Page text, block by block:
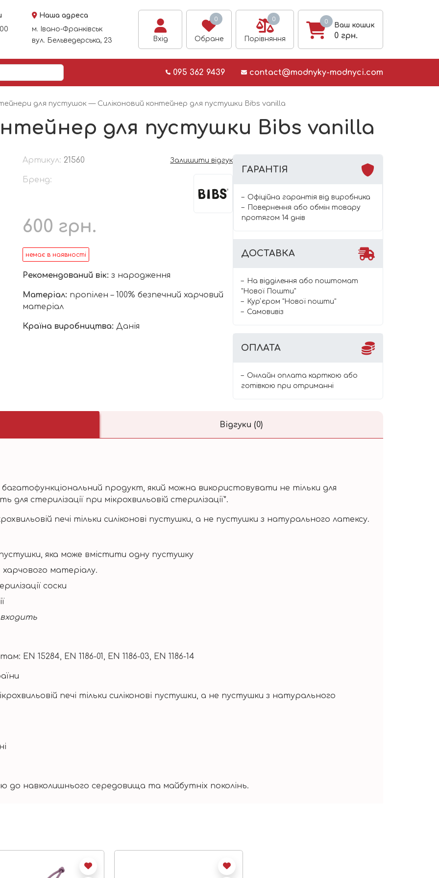
Наша адреса
м. Івано-Франківськ
вул. Бельведерська, 23
Вхід
0
Обране
0
Порівняння
0
Ваш кошик
0 грн.
095 362 9439 contact@modnyky-modnyci.com
для пустушок — Силіконовий контейнер для пустушки Bibs vanilla
для пустушки Bibs vanilla
Артикул: 21560 Залишити відгук
Бренд:
600 грн.
немає в наявності
Рекомендований вік: з народження
Матеріал: пропілен – 100% безпечний харчовий
матеріал
Країна виробництва: Данія
ГАРАНТІЯ
Офіційна гарантія від виробника
Повернення або обмін товару
протягом 14 днів
ДОСТАВКА
На відділення або поштомат
"Нової Пошти"
Курʼєром "Нової пошти"
Самовивіз
ОПЛАТА
Онлайн оплата карткою або
готівкою при отриманні
Відгуки (0)
продукт, який можна використовувати не тільки для
для стерилізації при мікрохвильовій стерилізації*.
печі тільки силіконові пустушки, а не пустушки з натурального латексу.
яка може вмістити одну пустушку
харчового матеріалу.
соски
EN 15284, EN 1186-01, EN 1186-03, EN 1186-14
печі тільки силіконові пустушки, а не пустушки з натурального
до навколишнього середовища та майбутніх поколінь.